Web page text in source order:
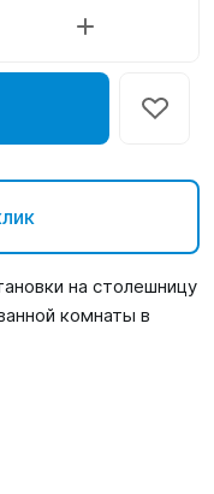
на столешницу
комнаты в